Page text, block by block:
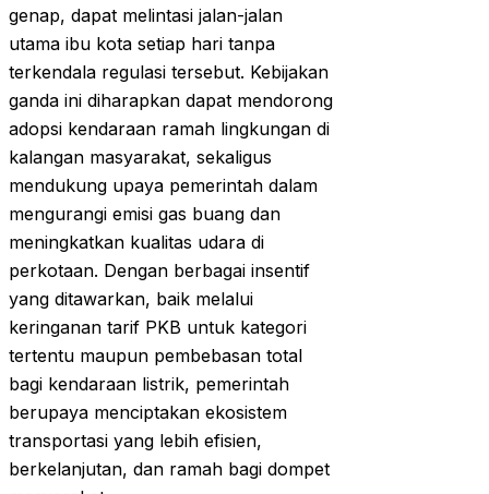
genap, dapat melintasi jalan-jalan
utama ibu kota setiap hari tanpa
terkendala regulasi tersebut. Kebijakan
ganda ini diharapkan dapat mendorong
adopsi kendaraan ramah lingkungan di
kalangan masyarakat, sekaligus
mendukung upaya pemerintah dalam
mengurangi emisi gas buang dan
meningkatkan kualitas udara di
perkotaan. Dengan berbagai insentif
yang ditawarkan, baik melalui
keringanan tarif PKB untuk kategori
tertentu maupun pembebasan total
bagi kendaraan listrik, pemerintah
berupaya menciptakan ekosistem
transportasi yang lebih efisien,
berkelanjutan, dan ramah bagi dompet